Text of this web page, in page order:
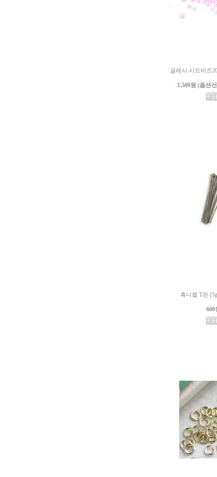
글레시 시드비즈
1,500원 (옵션
흑니켈 T핀
600